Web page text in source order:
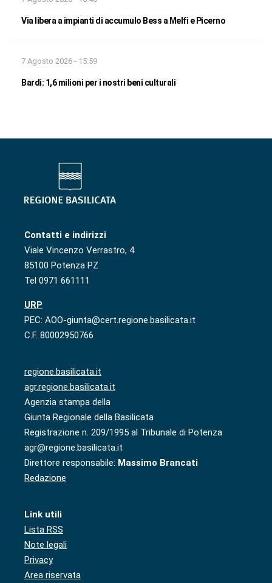
Via libera a impianti di accumulo Bess a Melfi e Picerno
7 Agosto 2026 - 15:59
Bardi: 1,6 milioni per i nostri beni culturali
Contatti e indirizzi
Viale Vincenzo Verrastro, 4
85100 Potenza PZ
Tel 0971 661111
URP
PEC: AOO-giunta@cert.regione.basilicata.it
C.F. 80002950766
regione.basilicata.it
agr.regione.basilicata.it
Agenzia stampa della
Giunta Regionale della Basilicata
Registrazione n. 209/1995 al Tribunale di Potenza
agr@regione.basilicata.it
Direttore responsabile: Massimo Brancati
Redazione
Link utili
Lista RSS
Note legali
Privacy
Area riservata